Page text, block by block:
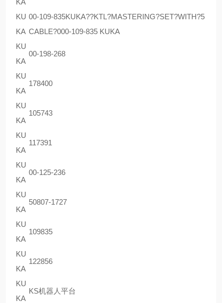
KA
KU
KA
00-109-835KUKA??KTL?MASTERING?SET?WITH?5
CABLE?000-109-835 KUKA
KU
KA
00-198-268
KU
KA
178400
KU
KA
105743
KU
KA
117391
KU
KA
00-125-236
KU
KA
50807-1727
KU
KA
109835
KU
KA
122856
KU
KA
KS机器人平台